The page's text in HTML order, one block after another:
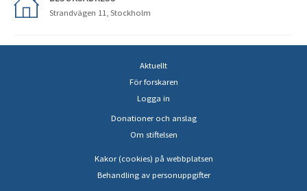
Strandvägen 11, Stockholm
Aktuellt
För forskaren
Logga in
Donationer och anslag
Om stiftelsen
Kakor (cookies) på webbplatsen
Behandling av personuppgifter